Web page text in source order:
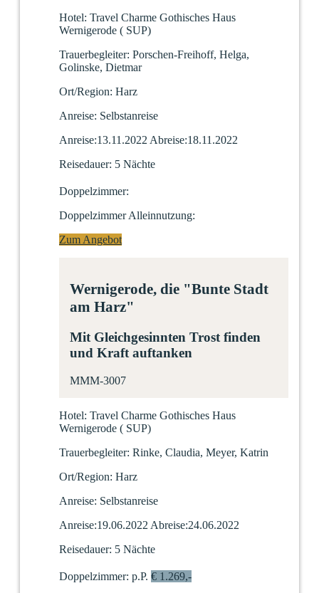
Hotel: Travel Charme Gothisches Haus
Wernigerode ( SUP)
Trauerbegleiter: Porschen-Freihoff, Helga,
Golinske, Dietmar
Ort/Region: Harz
Anreise: Selbstanreise
Anreise:13.11.2022 Abreise:18.11.2022
Reisedauer: 5 Nächte
Doppelzimmer:
Doppelzimmer Alleinnutzung:
Zum Angebot
Wernigerode, die "Bunte Stadt
am Harz"
Mit Gleichgesinnten Trost finden
und Kraft auftanken
MMM-3007
Hotel: Travel Charme Gothisches Haus
Wernigerode ( SUP)
Trauerbegleiter: Rinke, Claudia, Meyer, Katrin
Ort/Region: Harz
Anreise: Selbstanreise
Anreise:19.06.2022 Abreise:24.06.2022
Reisedauer: 5 Nächte
Doppelzimmer: p.P. € 1.269,-